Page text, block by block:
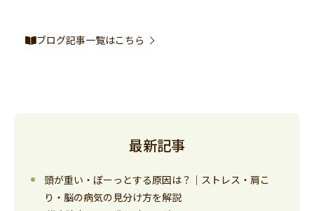
ブログ記事一覧はこちら
最新記事
頭が重い・ぼーっとする原因は？｜ストレス・肩こ
り・脳の病気の見分け方を解説